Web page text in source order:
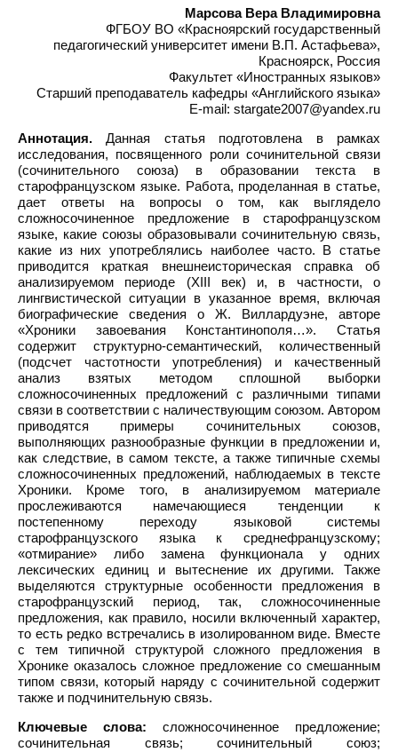
Марсова Вера Владимировна
ФГБОУ ВО «Красноярский государственный
педагогический университет имени В.П. Астафьева»,
Красноярск, Россия
Факультет «Иностранных языков»
Старший преподаватель кафедры «Английского языка»
E-mail: stargate2007@yandex.ru
Аннотация. Данная статья подготовлена в рамках
исследования, посвященного роли сочинительной связи
(сочинительного союза) в образовании текста в
старофранцузском языке. Работа, проделанная в статье,
дает ответы на вопросы о том, как выглядело
сложносочиненное предложение в старофранцузском
языке, какие союзы образовывали сочинительную связь,
какие из них употреблялись наиболее часто. В статье
приводится краткая внешнеисторическая справка об
анализируемом периоде (XIII век) и, в частности, о
лингвистической ситуации в указанное время, включая
биографические сведения о Ж. Виллардуэне, авторе
«Хроники завоевания Константинополя…». Статья
содержит структурно-семантический, количественный
(подсчет частотности употребления) и качественный
анализ взятых методом сплошной выборки
сложносочиненных предложений с различными типами
связи в соответствии с наличествующим союзом. Автором
приводятся примеры сочинительных союзов,
выполняющих разнообразные функции в предложении и,
как следствие, в самом тексте, а также типичные схемы
сложносочиненных предложений, наблюдаемых в тексте
Хроники. Кроме того, в анализируемом материале
прослеживаются намечающиеся тенденции к
постепенному переходу языковой системы
старофранцузского языка к среднефранцузскому;
«отмирание» либо замена функционала у одних
лексических единиц и вытеснение их другими. Также
выделяются структурные особенности предложения в
старофранцузский период, так, сложносочиненные
предложения, как правило, носили включенный характер,
то есть редко встречались в изолированном виде. Вместе
с тем типичной структурой сложного предложения в
Хронике оказалось сложное предложение со смешанным
типом связи, который наряду с сочинительной содержит
также и подчинительную связь.
Ключевые слова: сложносочиненное предложение;
сочинительная связь; сочинительный союз;